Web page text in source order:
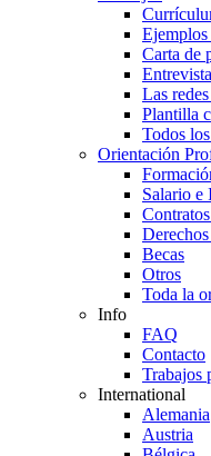
Carta de
Las
Plantilla
Todos
Orientación
Salario e
Becas
Otros
Toda la
Info
FAQ
Contacto
Trabajos
International
Alemania
Austria